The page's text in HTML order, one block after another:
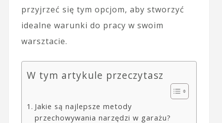
przyjrzeć się tym opcjom, aby stworzyć
idealne warunki do pracy w swoim
warsztacie.
W tym artykule przeczytasz
Jakie są najlepsze metody
przechowywania narzędzi w garażu?